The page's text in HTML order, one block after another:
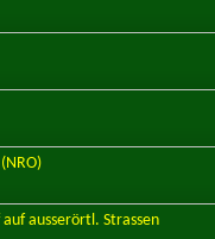
ausserörtl. Strassen